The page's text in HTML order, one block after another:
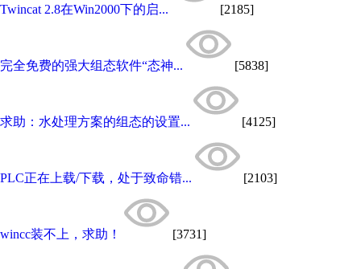
Twincat 2.8在Win2000下的启... [2185]
完全免费的强大组态软件“态神... [5838]
求助：水处理方案的组态的设置... [4125]
PLC正在上载/下载，处于致命错... [2103]
wincc装不上，求助！ [3731]